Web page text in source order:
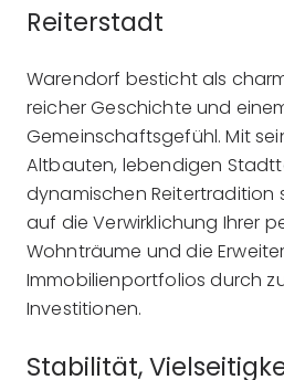
Reiterstadt
Warendorf besticht als
reicher Geschichte und
Gemeinschaftsgefühl. Mit
Altbauten, lebendigen
dynamischen Reitertradition
auf die Verwirklichung Ihrer
Wohnträume und die
Immobilienportfolios durch
Investitionen.
Stabilität,